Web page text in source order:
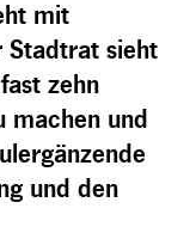
mit
Stadtrat sieht
zehn
machen und
und den